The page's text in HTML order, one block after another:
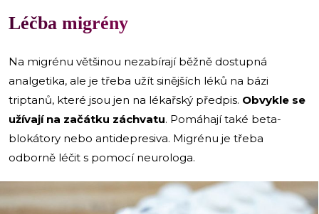
Léčba migrény
Na migrénu většinou nezabírají běžně dostupná
analgetika, ale je třeba užít sinějších léků na bázi
triptanů, které jsou jen na lékařský předpis. Obvykle se
užívají na začátku záchvatu. Pomáhají také beta-
blokátory nebo antidepresiva. Migrénu je třeba
odborně léčit s pomocí neurologa.